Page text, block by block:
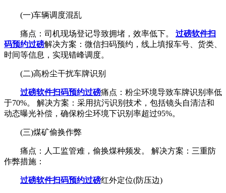
(一)车辆调度混乱
痛点：司机现场登记导致拥堵，效率低下。 过磅软件扫
码预约过磅解决方案：微信扫码预约，线上填报车号、货类、
时间等信息，实现错峰调度。
(二)高粉尘干扰车牌识别
过磅软件扫码预约过磅痛点：粉尘环境导致车牌识别率低
于70%。 解决方案：采用抗污识别技术，包括镜头自清洁和
动态曝光补偿，确保粉尘环境下识别率超过95%。
(三)煤矿偷换作弊
痛点：人工监管难，偷换煤种频发。 解决方案：三重防
作弊措施：
过磅软件扫码预约过磅红外定位(防压边)